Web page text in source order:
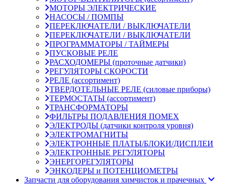
МОТОРЫ ЭЛЕКТРИЧЕСКИЕ
НАСОСЫ / ПОМПЫ
ПЕРЕКЛЮЧАТЕЛИ / ВЫКЛЮЧАТЕЛИ
ПЕРЕКЛЮЧАТЕЛИ / ВЫКЛЮЧАТЕЛИ
ПРОГРАММАТОРЫ / ТАЙМЕРЫ
ПУСКОВЫЕ РЕЛЕ
РАСХОДОМЕРЫ (проточные датчики)
РЕГУЛЯТОРЫ СКОРОСТИ
РЕЛЕ (ассортимент)
ТВЕРДОТЕЛЬНЫЕ РЕЛЕ (силовые приборы)
ТЕРМОСТАТЫ (ассортимент)
ТРАНСФОРМАТОРЫ
ФИЛЬТРЫ ПОДАВЛЕНИЯ ПОМЕХ
ЭЛЕКТРОДЫ (датчики контроля уровня)
ЭЛЕКТРОМАГНИТЫ
ЭЛЕКТРОННЫЕ ПЛАТЫ/БЛОКИ/ДИСПЛЕИ
ЭЛЕКТРОННЫЕ РЕГУЛЯТОРЫ
ЭНЕРГОРЕГУЛЯТОРЫ
ЭНКОДЕРЫ и ПОТЕНЦИОМЕТРЫ
Запчасти для оборудования химчисток и прачечных